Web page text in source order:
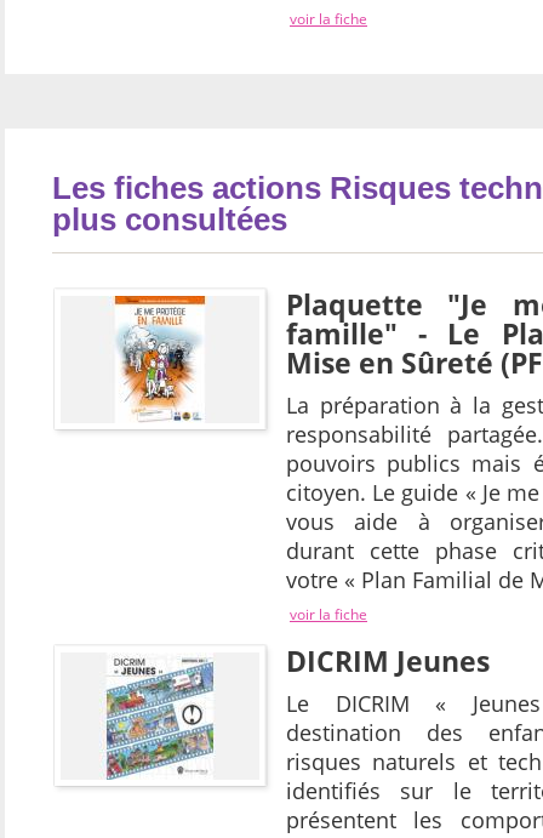
voir la fiche
Les fiches actions Risques
plus consultées
Plaquette "Je
famille" - Le
Mise en Sûreté
La préparation à la
responsabilité
pouvoirs publics mais
citoyen. Le guide « Je
vous aide à
durant cette phase
votre « Plan Familial de
voir la fiche
DICRIM Jeunes
Le DICRIM «
destination des
risques naturels et
identifiés sur le
présentent les